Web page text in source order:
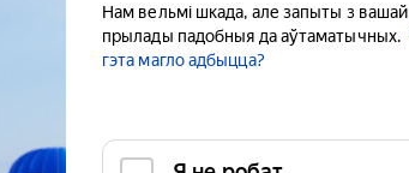
Нам вельмі шкада, але запыты з вашай
прылады падобныя да аўтаматычных.
гэта магло адбыцца?